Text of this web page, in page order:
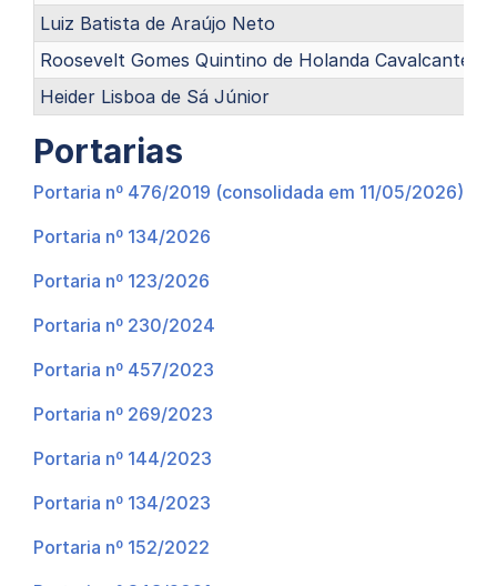
Luiz Batista de Araújo Neto
Roosevelt Gomes Quintino de Holanda Cavalcante
Heider Lisboa de Sá Júnior
Portarias
Portaria nº 476/2019 (consolidada em 11/05/2026)
Portaria nº 134/2026
Portaria nº 123/2026
Portaria nº 230/2024
Portaria nº 457/2023
Portaria nº 269/2023
Portaria nº 144/2023
Portaria nº 134/2023
Portaria nº 152/2022